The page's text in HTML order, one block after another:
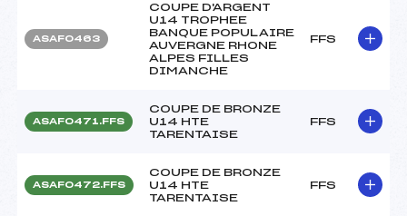
ASAF0463
COUPE D'ARGENT
U14 TROPHEE
BANQUE POPULAIRE
AUVERGNE RHONE
ALPES FILLES
DIMANCHE
FFS
ASAF0471.FFS
COUPE DE BRONZE
U14 HTE
TARENTAISE
FFS
ASAF0472.FFS
COUPE DE BRONZE
U14 HTE
TARENTAISE
FFS